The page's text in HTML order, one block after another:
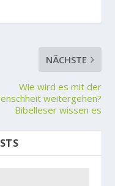
NÄCHSTE
Wie wird es mit der
weitergehen?
Bibelleser wissen es